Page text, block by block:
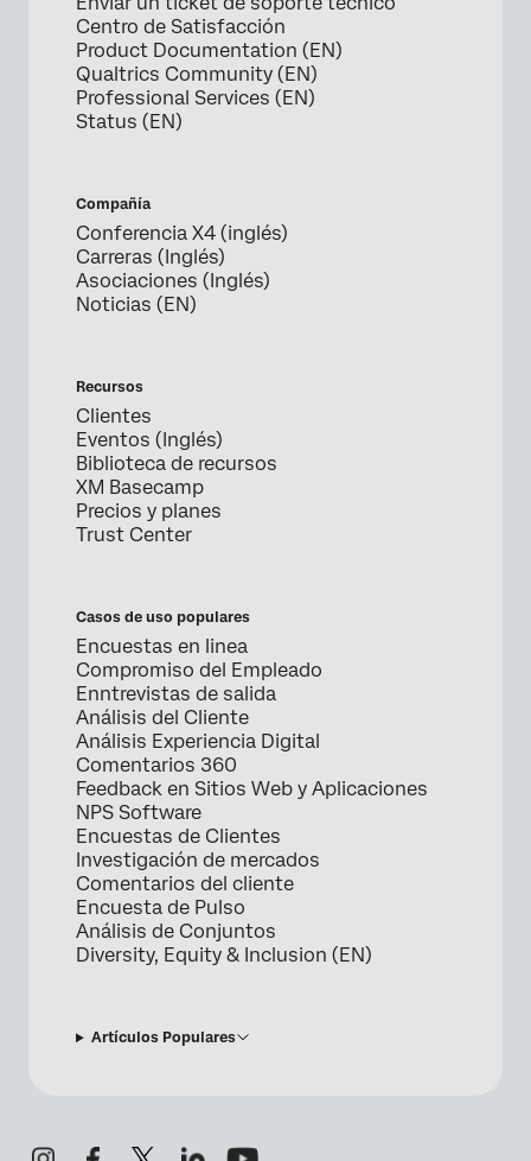
Centro de Satisfacción
Product Documentation (EN)
Qualtrics Community (EN)
Professional Services (EN)
Status (EN)
Compañía
Conferencia X4 (inglés)
Carreras (Inglés)
Asociaciones (Inglés)
Noticias (EN)
Recursos
Clientes
Eventos (Inglés)
Biblioteca de recursos
XM Basecamp
Precios y planes
Trust Center
Casos de uso populares
Encuestas en linea
Compromiso del Empleado
Enntrevistas de salida
Análisis del Cliente
Análisis Experiencia Digital
Comentarios 360
Feedback en Sitios Web y Aplicaciones
NPS Software
Encuestas de Clientes
Investigación de mercados
Comentarios del cliente
Encuesta de Pulso
Análisis de Conjuntos
Diversity, Equity & Inclusion (EN)
Artículos Populares